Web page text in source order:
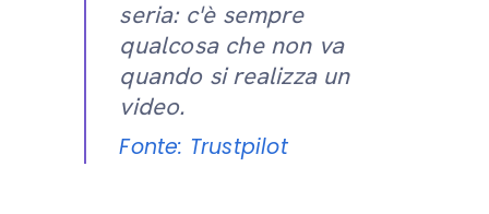
seria: c'è sempre
qualcosa che non va
quando si realizza un
video.
Fonte: Trustpilot